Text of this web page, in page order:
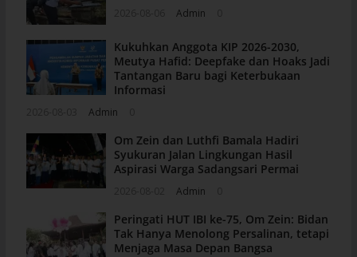
Admin
Kukuhkan Anggota KIP 2026-2030,
Meutya Hafid: Deepfake dan Hoaks Jadi
Tantangan Baru bagi Keterbukaan
Informasi
Admin
Om Zein dan Luthfi Bamala Hadiri
Syukuran Jalan Lingkungan Hasil
Aspirasi Warga Sadangsari Permai
Admin
Peringati HUT IBI ke-75, Om Zein: Bidan
Tak Hanya Menolong Persalinan, tetapi
Menjaga Masa Depan Bangsa